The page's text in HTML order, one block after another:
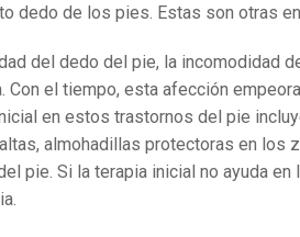
dedo de los pies. Estas son otras
del dedo del pie, la incomodidad
Con el tiempo, esta afección
en estos trastornos del pie
almohadillas protectoras en los
pie. Si la terapia inicial no ayuda